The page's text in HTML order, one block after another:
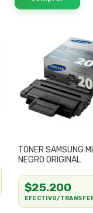
TONER SAMSUNG
NEGRO ORIGINAL
$25.200
EFECTIVO/